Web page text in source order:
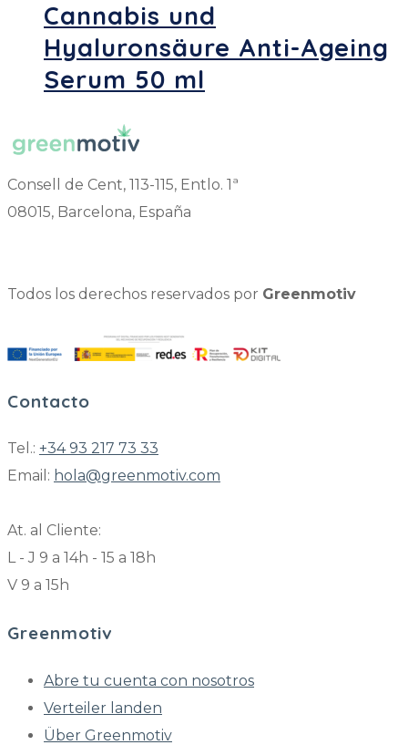
Cannabis und
Hyaluronsäure Anti-Ageing
Serum 50 ml
Consell de Cent, 113-115, Entlo. 1ª
08015, Barcelona, España
Todos los derechos reservados por Greenmotiv
Contacto
Tel.: +34 93 217 73 33
Email: hola@greenmotiv.com
At. al Cliente:
L - J 9 a 14h - 15 a 18h
V 9 a 15h
Greenmotiv
Abre tu cuenta con nosotros
Verteiler landen
Über Greenmotiv